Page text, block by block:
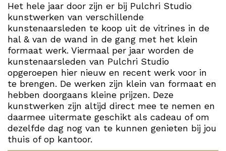
Het hele jaar door zijn er bij Pulchri Studio
kunstwerken van verschillende
kunstenaarsleden te koop uit de vitrines in de
hal & van de wand in de gang met het klein
formaat werk. Viermaal per jaar worden de
kunstenaarsleden van Pulchri Studio
opgeroepen hier nieuw en recent werk voor in
te brengen. De werken zijn klein van formaat en
hebben doorgaans kleine prijzen. Deze
kunstwerken zijn altijd direct mee te nemen en
daarmee uitermate geschikt als cadeau of om
dezelfde dag nog van te kunnen genieten bij jou
thuis of op kantoor.